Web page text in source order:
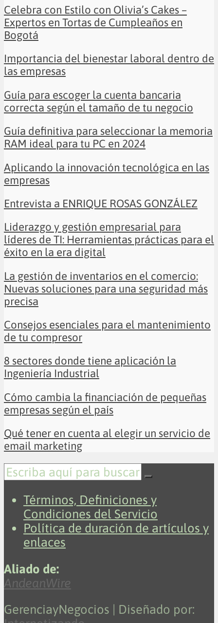
Celebra con Estilo con Olivia’s Cakes –
Expertos en Tortas de Cumpleaños en
Bogotá
Importancia del bienestar laboral dentro de
las empresas
Guía para escoger la cuenta bancaria
correcta según el tamaño de tu negocio
Guía definitiva para seleccionar la memoria
RAM ideal para tu PC en 2024
Aplicando la innovación tecnológica en las
empresas
Entrevista a ENRIQUE ROSAS GONZÁLEZ
Liderazgo y gestión empresarial para
líderes de TI: Herramientas prácticas para el
éxito en la era digital
La gestión de inventarios en el comercio:
Nuevas soluciones para una seguridad más
precisa
Consejos esenciales para el mantenimiento
de tu compresor
8 sectores donde tiene aplicación la
Ingeniería Industrial
Cómo cambia la financiación de pequeñas
empresas según el país
Qué tener en cuenta al elegir un servicio de
email marketing
Términos, Definiciones y
Condiciones del Servicio
Política de duración de artículos y
enlaces
Aliado de:
AndeanWire
GerenciayNegocios | Diseñado por: